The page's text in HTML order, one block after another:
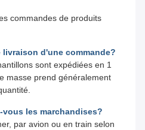
commandes de produits
livraison d'une commande?
sont expédiées en 1
masse prend généralement
vous les marchandises?
par avion ou en train selon